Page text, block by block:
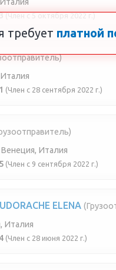
(Член с 5 октября 2022 г.)
(Член с 28 сентября 2022 г.)
Италия
(Член с 9 сентября 2022 г.)
ELENA
Италия
(Член с 28 июня 2022 г.)
требует платной